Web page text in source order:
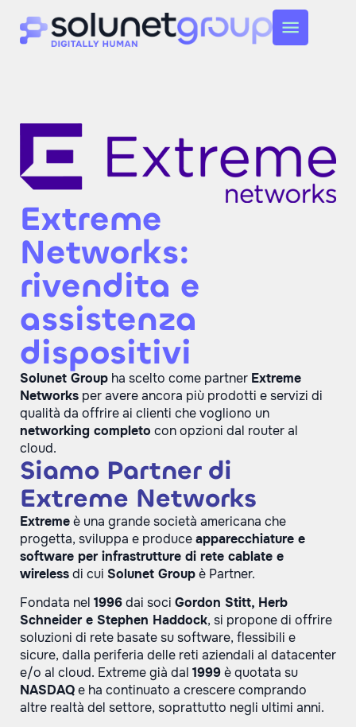
Extreme
Networks:
rivendita e
assistenza
dispositivi
Solunet Group ha scelto come partner Extreme
Networks per avere ancora più prodotti e servizi di
qualità da offrire ai clienti che vogliono un
networking completo con opzioni dal router al
cloud.
Siamo Partner di
Extreme Networks
Extremeè una grande società americana che
progetta, sviluppa e produceapparecchiature e
software per infrastrutture di rete cablate e
wirelessdi cui Solunet Groupè Partner.
Fondata nel 1996dai soci Gordon Stitt, Herb
Schneider e Stephen Haddock, si propone di offrire
soluzioni di rete basate su software, flessibili e
sicure, dalla periferia delle reti aziendali al datacenter
e/o al cloud. Extreme già dal 1999è quotata su
NASDAQe ha continuato a crescere comprando
altre realtà del settore, soprattutto negli ultimi anni.